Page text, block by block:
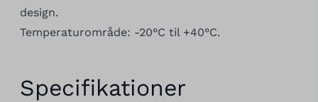
design.
Temperaturområde: -20°C til +40°C.
Specifikationer